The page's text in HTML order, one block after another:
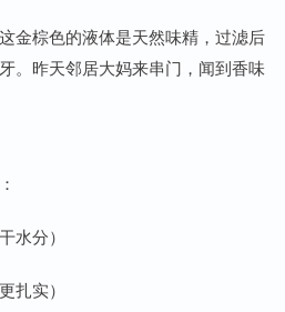
金棕色的液体是天然味精，过滤后
。昨天邻居大妈来串门，闻到香味
水分）
扎实）